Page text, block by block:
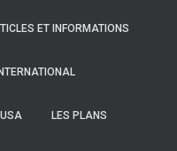
ET INFORMATIONS
LES PLANS